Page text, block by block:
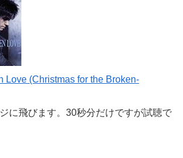
Love (Christmas for the Broken-
に飛びます。30秒分だけですが試聴で